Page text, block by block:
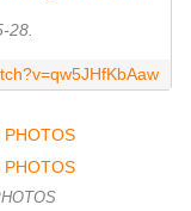
28.